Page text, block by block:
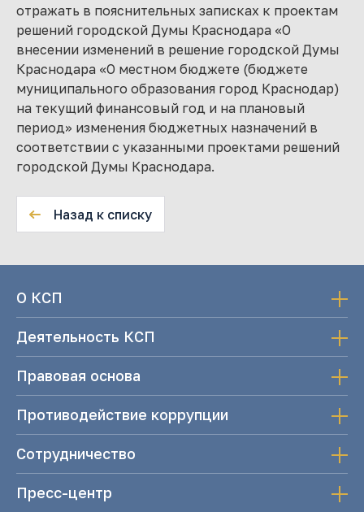
отражать в пояснительных записках к проектам
решений городской Думы Краснодара «О
внесении изменений в решение городской Думы
Краснодара «О местном бюджете (бюджете
муниципального образования город Краснодар)
на текущий финансовый год и на плановый
период» изменения бюджетных назначений в
соответствии с указанными проектами решений
городской Думы Краснодара.
Назад к списку
О КСП
Деятельность КСП
Правовая основа
Противодействие коррупции
Сотрудничество
Пресс-центр